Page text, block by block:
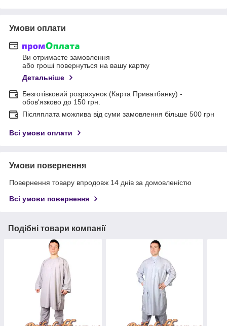
Умови оплати
Ви отримаєте замовлення
або гроші повернуться на вашу картку
Детальніше
Безготівковий розрахунок (Карта Приватбанку) -
обов'язково до 150 грн.
Післяплата можлива від суми замовлення більше 500 грн
Всі умови оплати
Умови повернення
Повернення товару впродовж 14 днів за домовленістю
Всі умови повернення
Подібні товари компанії